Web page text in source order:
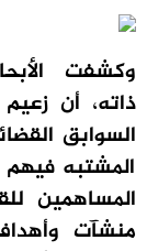
وكشفت
ذاته، أن
السوابق
المشتبه
المساهمين
منشآت